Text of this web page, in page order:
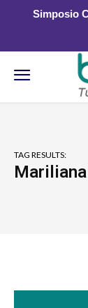
Simposio
TAG RESULTS: